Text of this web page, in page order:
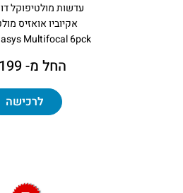
עדשות מולטיפוקל
אקיוביו אואזיס
Multifocal 6pck
החל מ- 199 ₪
לרכישה